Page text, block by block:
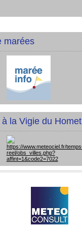
marées
la Vigie du Homet